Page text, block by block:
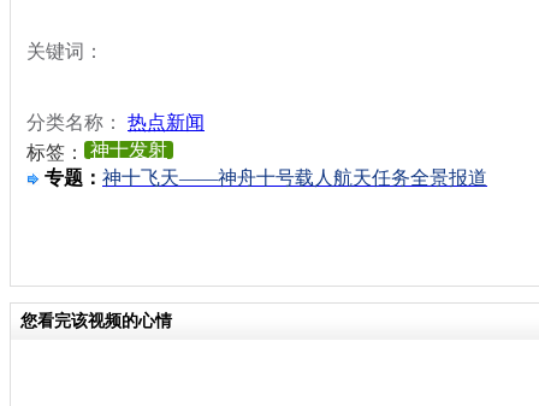
关键词：
分类名称： 热点新闻
标签：
神十发射
专题： 神十飞天——神舟十号载人航天任务全景报道
您看完该视频的心情